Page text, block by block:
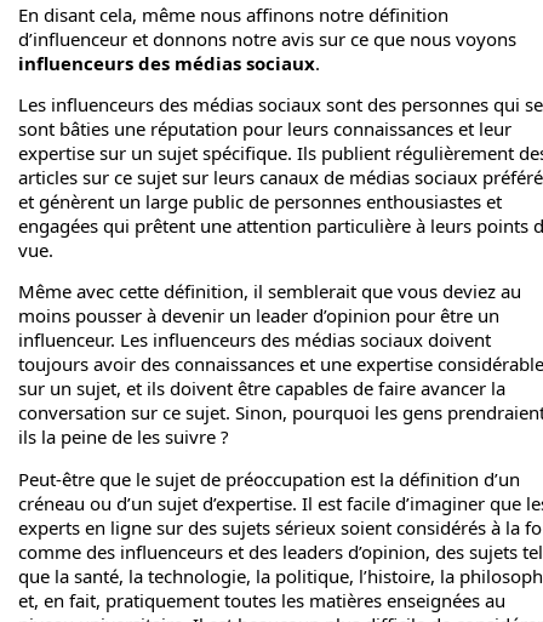
En disant cela, même nous affinons notre définition
d’influenceur et donnons notre avis sur ce que nous voyons
influenceurs des médias sociaux.
Les influenceurs des médias sociaux sont des personnes qui se
sont bâties une réputation pour leurs connaissances et leur
expertise sur un sujet spécifique. Ils publient régulièrement
articles sur ce sujet sur leurs canaux de médias sociaux
et génèrent un large public de personnes enthousiastes et
engagées qui prêtent une attention particulière à leurs points
vue.
Même avec cette définition, il semblerait que vous deviez au
moins pousser à devenir un leader d’opinion pour être un
influenceur. Les influenceurs des médias sociaux doivent
toujours avoir des connaissances et une expertise
sur un sujet, et ils doivent être capables de faire avancer la
conversation sur ce sujet. Sinon, pourquoi les gens
ils la peine de les suivre ?
Peut-être que le sujet de préoccupation est la définition d’un
créneau ou d’un sujet d’expertise. Il est facile d’imaginer que
experts en ligne sur des sujets sérieux soient considérés à la
comme des influenceurs et des leaders d’opinion, des sujets
que la santé, la technologie, la politique, l’histoire, la
et, en fait, pratiquement toutes les matières enseignées au